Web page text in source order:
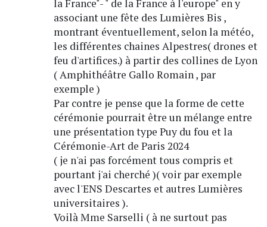
la France"- " de la France à l'europe" en y
associant une fête des Lumières Bis ,
montrant éventuellement, selon la météo,
les différentes chaines Alpestres( drones et
feu d'artifices.) à partir des collines de Lyon
( Amphithéâtre Gallo Romain , par
exemple )
Par contre je pense que la forme de cette
cérémonie pourrait être un mélange entre
une présentation type Puy du fou et la
Cérémonie-Art de Paris 2024
( je n'ai pas forcément tous compris et
pourtant j'ai cherché )( voir par exemple
avec l'ENS Descartes et autres Lumières
universitaires ).
Voilà Mme Sarselli ( à ne surtout pas